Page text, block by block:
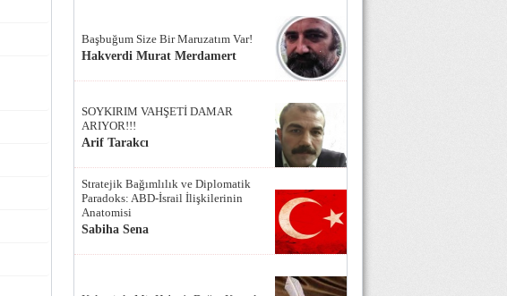
Başbuğum Size Bir Maruzatım Var!
Hakverdi Murat Merdamert
SOYKIRIM VAHŞETİ DAMAR
ARIYOR!!!
Arif Tarakcı
Stratejik Bağımlılık ve Diplomatik
Paradoks: ABD-İsrail İlişkilerinin
Anatomisi
Sabiha Sena